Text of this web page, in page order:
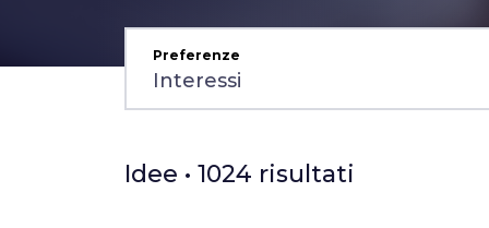
Preferenze
Idee • 1024 risultati